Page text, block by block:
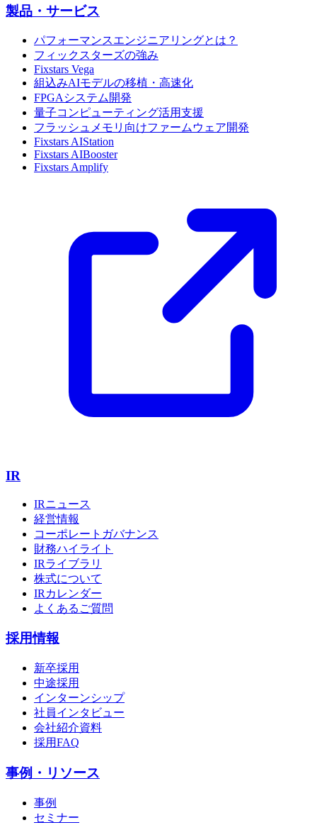
製品・サービス
パフォーマンスエンジニアリングとは？
フィックスターズの強み
Fixstars Vega
組込みAIモデルの移植・高速化
FPGAシステム開発
量子コンピューティング活用支援
フラッシュメモリ向けファームウェア開発
Fixstars AIStation
Fixstars AIBooster
Fixstars Amplify
IR
IRニュース
経営情報
コーポレートガバナンス
財務ハイライト
IRライブラリ
株式について
IRカレンダー
よくあるご質問
採用情報
新卒採用
中途採用
インターンシップ
社員インタビュー
会社紹介資料
採用FAQ
事例・リソース
事例
セミナー